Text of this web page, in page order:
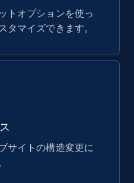
Manufacturer url,
and more.
トオプションを使っ
タマイズできます。
サイトの構造変更に